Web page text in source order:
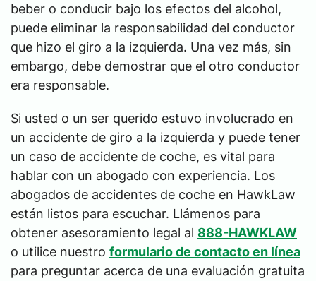
beber o conducir bajo los efectos del alcohol,
puede eliminar la responsabilidad del conductor
que hizo el giro a la izquierda. Una vez más, sin
embargo, debe demostrar que el otro conductor
era responsable.
Si usted o un ser querido estuvo involucrado en
un accidente de giro a la izquierda y puede tener
un caso de accidente de coche, es vital para
hablar con un abogado con experiencia. Los
abogados de accidentes de coche en HawkLaw
están listos para escuchar. Llámenos para
obtener asesoramiento legal al 888-HAWKLAW
o utilice nuestro formulario de contacto en línea
para preguntar acerca de una evaluación gratuita